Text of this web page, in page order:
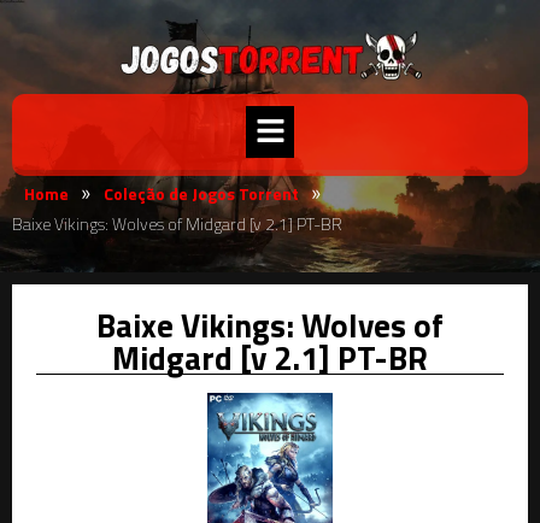
Home » Coleção de Jogos Torrent »
Baixe Vikings: Wolves of Midgard [v 2.1] PT-BR
Baixe Vikings: Wolves of
Midgard [v 2.1] PT-BR